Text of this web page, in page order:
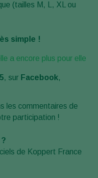
(tailles M, L, XL ou
simple !
a encore plus pour elle
, sur Facebook,
les commentaires de
participation !
de Koppert France